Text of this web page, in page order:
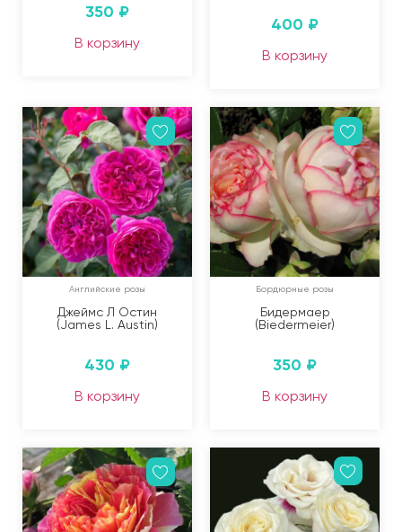
350 ₽
В корзину
400 ₽
В корзину
Английские розы
Джеймс Л Остин
(James L. Austin)
430 ₽
В корзину
Бордюрные розы
Бидермаер
(Biedermeier)
350 ₽
В корзину